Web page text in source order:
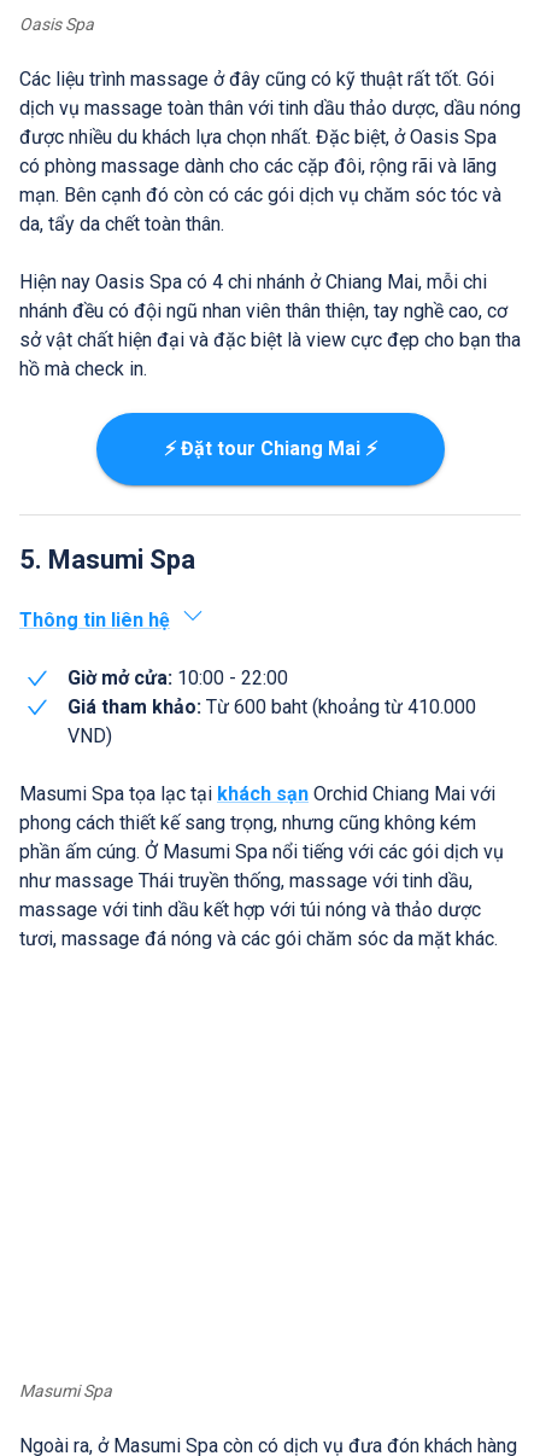
Oasis Spa
Các liệu trình massage ở đây cũng có kỹ thuật rất tốt. Gói
dịch vụ massage toàn thân với tinh dầu thảo dược, dầu nóng
được nhiều du khách lựa chọn nhất. Đặc biệt, ở Oasis Spa
có phòng massage dành cho các cặp đôi, rộng rãi và lãng
mạn. Bên cạnh đó còn có các gói dịch vụ chăm sóc tóc và
da, tẩy da chết toàn thân.
Hiện nay Oasis Spa có 4 chi nhánh ở Chiang Mai, mỗi chi
nhánh đều có đội ngũ nhan viên thân thiện, tay nghề cao, cơ
sở vật chất hiện đại và đặc biệt là view cực đẹp cho bạn tha
hồ mà check in.
⚡ Đặt tour Chiang Mai ⚡
5. Masumi Spa
Thông tin liên hệ
Giờ mở cửa: 10:00 - 22:00
Giá tham khảo: Từ 600 baht (khoảng từ 410.000
VND)
Masumi Spa tọa lạc tại khách sạn Orchid Chiang Mai với
phong cách thiết kế sang trọng, nhưng cũng không kém
phần ấm cúng. Ở Masumi Spa nổi tiếng với các gói dịch vụ
như massage Thái truyền thống, massage với tinh dầu,
massage với tinh dầu kết hợp với túi nóng và thảo dược
tươi, massage đá nóng và các gói chăm sóc da mặt khác.
Masumi Spa
Ngoài ra, ở Masumi Spa còn có dịch vụ đưa đón khách hàng